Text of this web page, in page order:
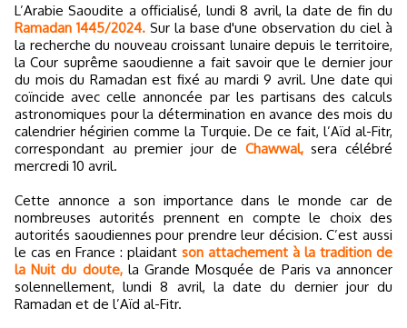
L’Arabie Saoudite a officialisé, lundi 8 avril, la date de fin du
Ramadan 1445/2024.Sur la base d'une observation du ciel à
la recherche du nouveau croissant lunaire depuis le territoire,
la Cour suprême saoudienne a fait savoir que le dernier jour
du mois du Ramadan est fixé au mardi 9 avril. Une date qui
coïncide avec celle annoncée par les partisans des calculs
astronomiques pour la détermination en avance des mois du
calendrier hégirien comme la Turquie. De ce fait, l’Aïd al-Fitr,
correspondant au premier jour de Chawwal,sera célébré
mercredi 10 avril.
Cette annonce a son importance dans le monde car de
nombreuses autorités prennent en compte le choix des
autorités saoudiennes pour prendre leur décision. C’est aussi
le cas en France : plaidant son attachement à la tradition de
la Nuit du doute,la Grande Mosquée de Paris va annoncer
solennellement, lundi 8 avril, la date du dernier jour du
Ramadan et de l’Aïd al-Fitr.